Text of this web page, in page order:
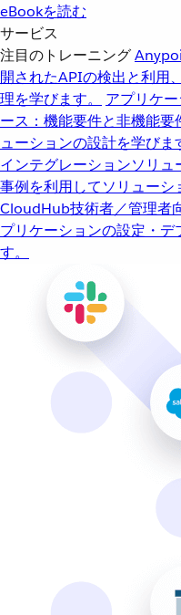
eBookを読む
サービス
注目のトレーニング
開されたAPIの検出と利用
理を学びます。
アプリケ
ース：機能要件と非機能要
ューションの設計を学びま
インテグレーションソリュ
事例を利用してソリューシ
CloudHub技術者／管理者
プリケーションの設定・デ
す。